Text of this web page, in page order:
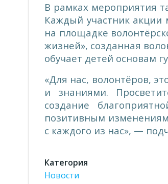
В рамках мероприятия
Каждый участник акции
на площадке
жизней», созданная
обучает детей основам
«Для нас, волонтёров,
и знаниями.
создание
позитивным
с каждого из нас», —
Категория
Новости